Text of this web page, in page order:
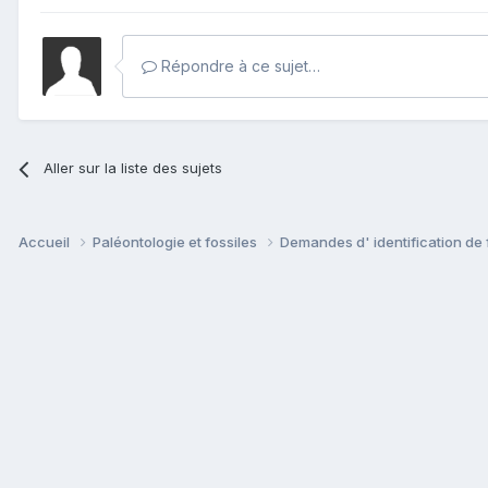
Répondre à ce sujet…
Aller sur la liste des sujets
Accueil Paléontologie et fossiles Demandes d' identification de